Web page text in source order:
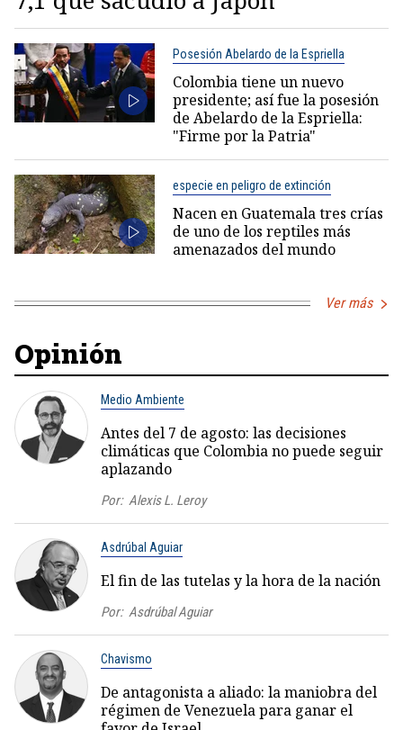
Posesión Abelardo de la Espriella
Colombia tiene un nuevo
presidente; así fue la posesión
de Abelardo de la Espriella:
"Firme por la Patria"
especie en peligro de extinción
Nacen en Guatemala tres crías
de uno de los reptiles más
amenazados del mundo
Ver más
Opinión
Medio Ambiente
Antes del 7 de agosto: las decisiones
climáticas que Colombia no puede seguir
aplazando
Por: Alexis L. Leroy
Asdrúbal Aguiar
El fin de las tutelas y la hora de la nación
Por: Asdrúbal Aguiar
Chavismo
De antagonista a aliado: la maniobra del
régimen de Venezuela para ganar el